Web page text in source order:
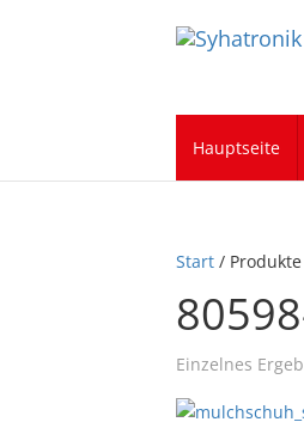
Hauptseite
Start /
Einzelnes